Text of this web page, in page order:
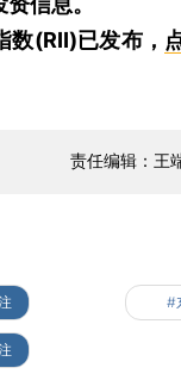
数(RII)已发布，
责任编辑：王
#